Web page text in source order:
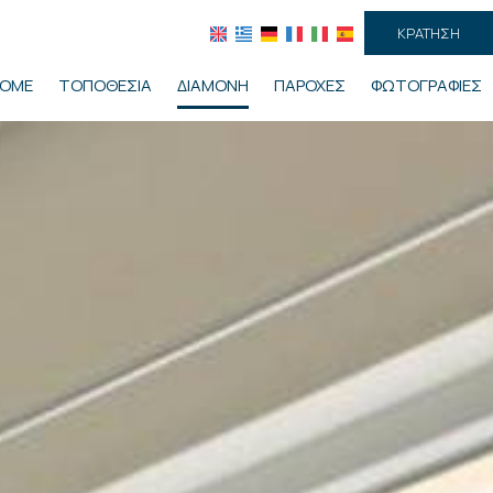
ΚΡΆΤΗΣΗ
ΤΟΠΟΘΕΣΊΑ ΔΙΑΜΟΝΉ ΠΑΡΟΧΈΣ ΦΩΤΟΓΡΑΦΊΕΣ